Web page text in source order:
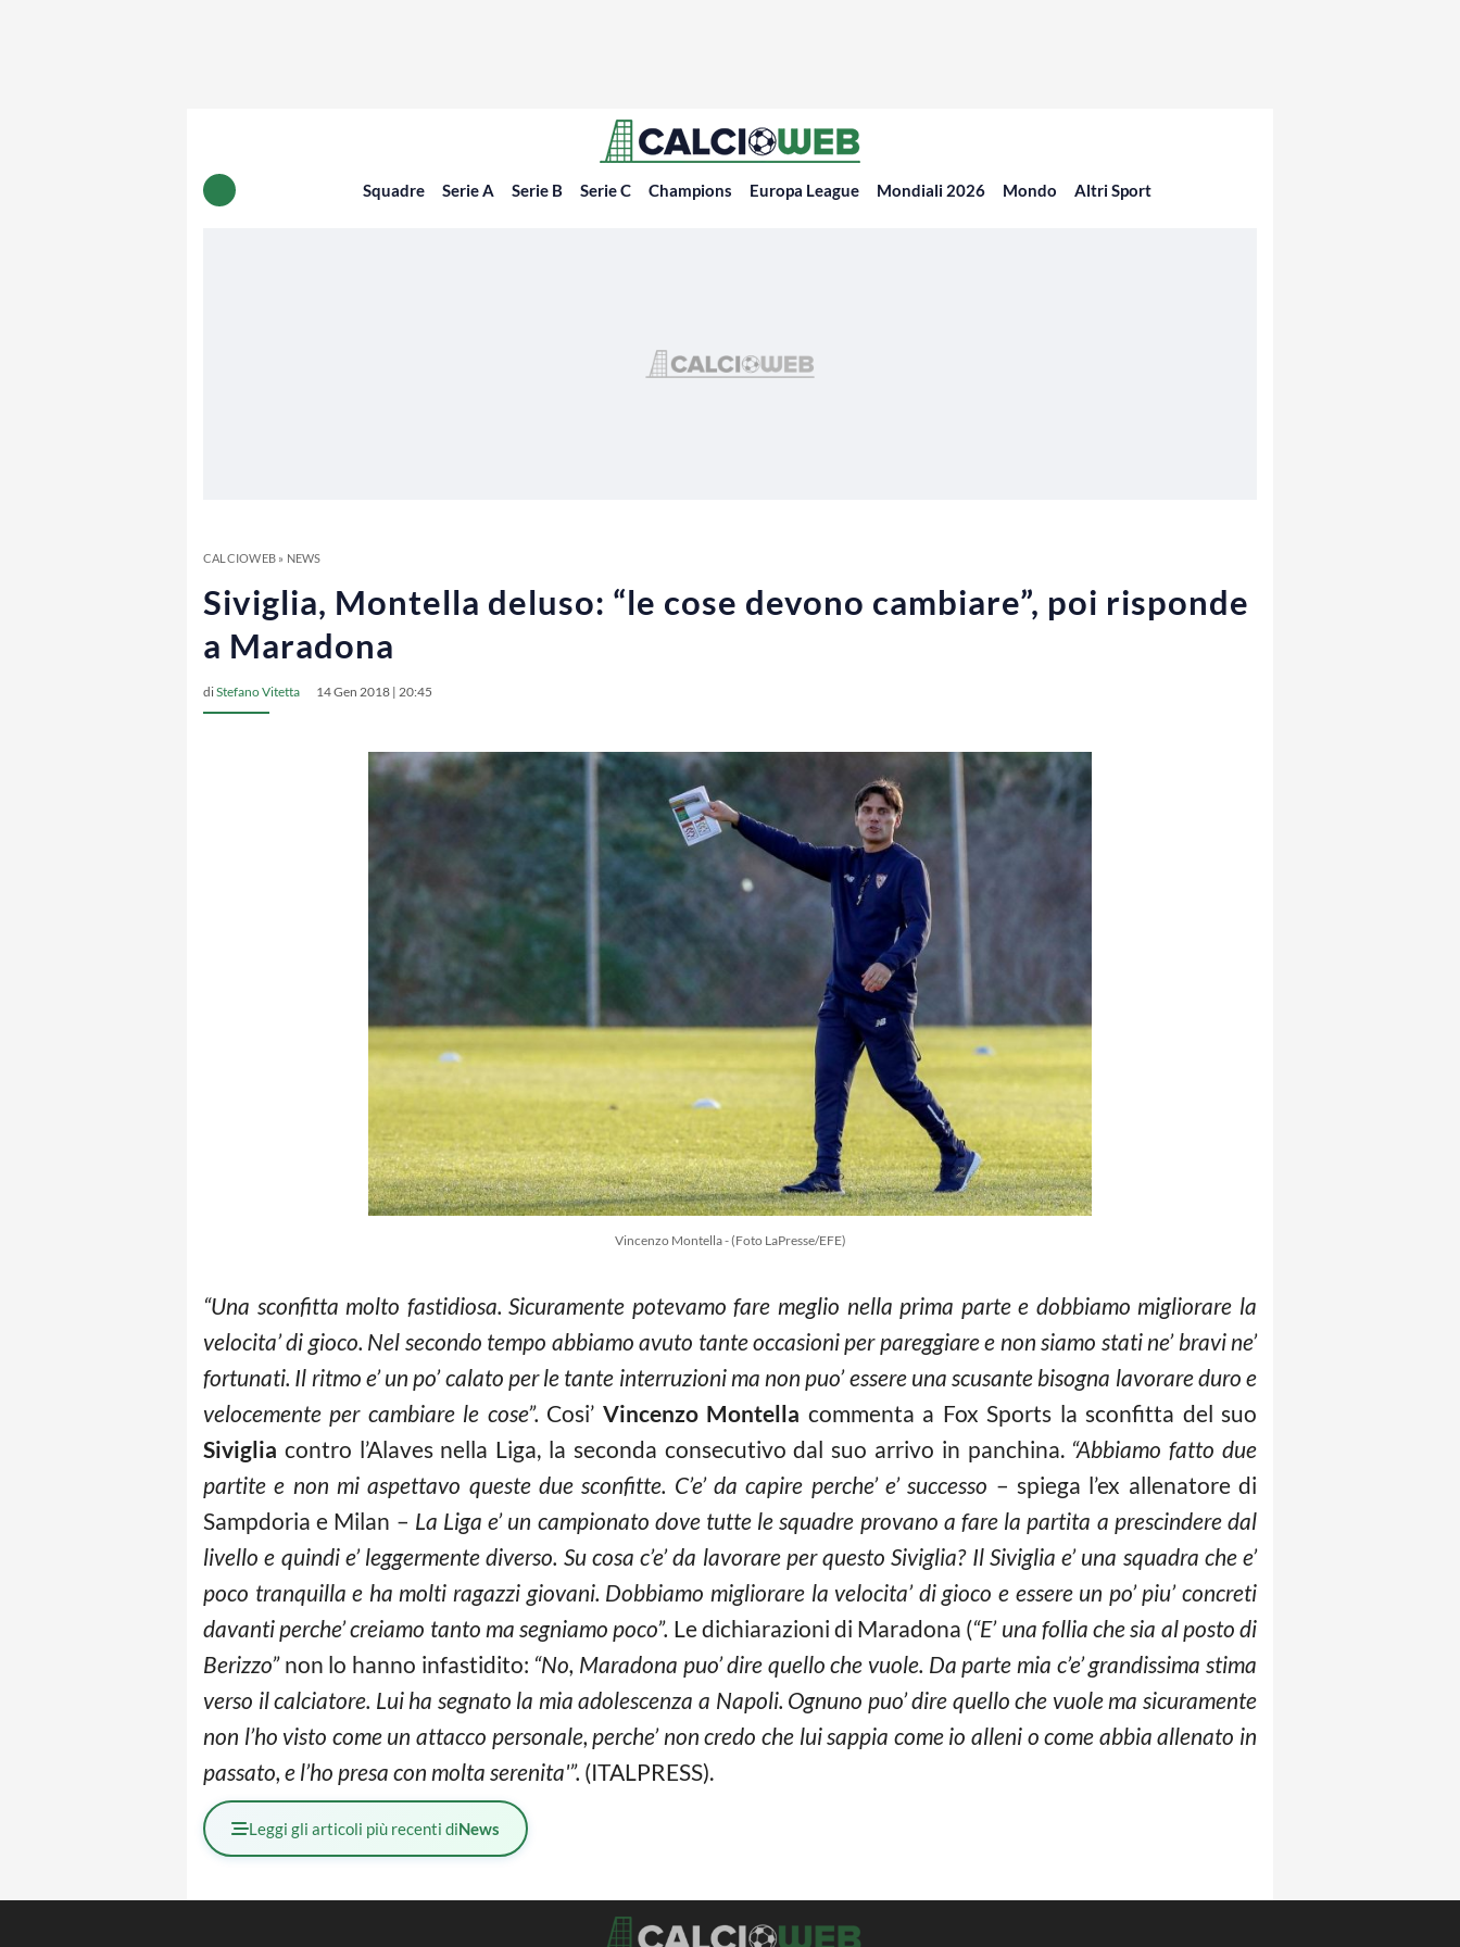
Squadre Serie A Serie B Serie C Champions Europa League Mondiali 2026 Mondo Altri Sport
CALCIOWEB» NEWS
Siviglia, Montella deluso: “le cose devono cambiare”, poi risponde
a Maradona
diStefano Vitetta 14 Gen 2018 | 20:45
Vincenzo Montella - (Foto LaPresse/EFE)
“Una sconfitta molto fastidiosa. Sicuramente potevamo fare meglio nella prima parte e dobbiamo migliorare la
velocita’ di gioco. Nel secondo tempo abbiamo avuto tante occasioni per pareggiare e non siamo stati ne’ bravi ne’
fortunati. Il ritmo e’ un po’ calato per le tante interruzioni ma non puo’ essere una scusante bisogna lavorare duro e
velocemente per cambiare le cose”. Cosi’ Vincenzo Montella commenta a Fox Sports la sconfitta del suo
Siviglia contro l’Alaves nella Liga, la seconda consecutivo dal suo arrivo in panchina. “Abbiamo fatto due
partite e non mi aspettavo queste due sconfitte. C’e’ da capire perche’ e’ successo – spiega l’ex allenatore di
Sampdoria e Milan – La Liga e’ un campionato dove tutte le squadre provano a fare la partita a prescindere dal
livello e quindi e’ leggermente diverso. Su cosa c’e’ da lavorare per questo Siviglia? Il Siviglia e’ una squadra che e’
poco tranquilla e ha molti ragazzi giovani. Dobbiamo migliorare la velocita’ di gioco e essere un po’ piu’ concreti
davanti perche’ creiamo tanto ma segniamo poco”. Le dichiarazioni di Maradona (“E’ una follia che sia al posto di
Berizzo”non lo hanno infastidito: “No, Maradona puo’ dire quello che vuole. Da parte mia c’e’ grandissima stima
verso il calciatore. Lui ha segnato la mia adolescenza a Napoli. Ognuno puo’ dire quello che vuole ma sicuramente
non l’ho visto come un attacco personale, perche’ non credo che lui sappia come io alleni o come abbia allenato in
passato, e l’ho presa con molta serenita'”. (ITALPRESS).
Leggi gli articoli più recenti diNews